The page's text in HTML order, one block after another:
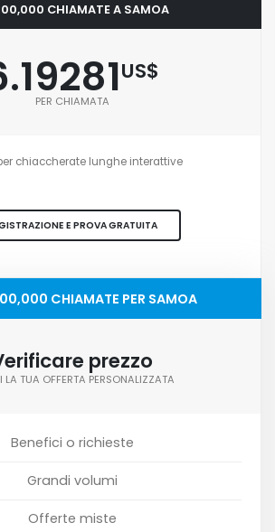
CHIAMATE A SAMOA
US$
PER CHIAMATA
chiaccherate lunghe interattive
E PROVA GRATUITA
CHIAMATE PER SAMOA
prezzo
LA TUA OFFERTA PERSONALIZZATA
Benefici o richieste
Grandi volumi
Offerte miste